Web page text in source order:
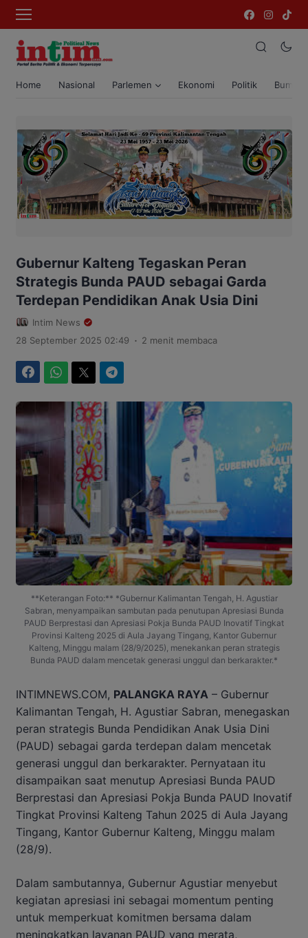
Home Nasional Parlemen Ekonomi Politik Bumi
Gubernur Kalteng Tegaskan Peran
Strategis Bunda PAUD sebagai Garda
Terdepan Pendidikan Anak Usia Dini
Intim News
28 September 2025 02:49 . 2 menit membaca
**Keterangan Foto:** *Gubernur Kalimantan Tengah, H. Agustiar
Sabran, menyampaikan sambutan pada penutupan Apresiasi Bunda
PAUD Berprestasi dan Apresiasi Pokja Bunda PAUD Inovatif Tingkat
Provinsi Kalteng 2025 di Aula Jayang Tingang, Kantor Gubernur
Kalteng, Minggu malam (28/9/2025), menekankan peran strategis
Bunda PAUD dalam mencetak generasi unggul dan berkarakter.*
INTIMNEWS.COM, PALANGKA RAYA – Gubernur
Kalimantan Tengah, H. Agustiar Sabran, menegaskan
peran strategis Bunda Pendidikan Anak Usia Dini
(PAUD) sebagai garda terdepan dalam mencetak
generasi unggul dan berkarakter. Pernyataan itu
disampaikan saat menutup Apresiasi Bunda PAUD
Berprestasi dan Apresiasi Pokja Bunda PAUD Inovatif
Tingkat Provinsi Kalteng Tahun 2025 di Aula Jayang
Tingang, Kantor Gubernur Kalteng, Minggu malam
(28/9).
Dalam sambutannya, Gubernur Agustiar menyebut
kegiatan apresiasi ini sebagai momentum penting
untuk memperkuat komitmen bersama dalam
meningkatkan layanan PAUD yang merata,